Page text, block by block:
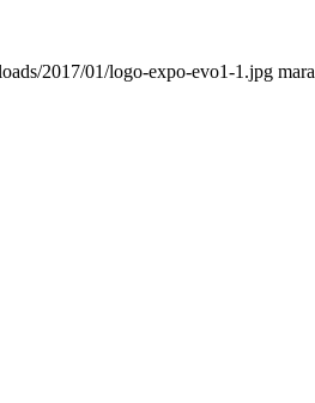
2017/01/logo-expo-evo1-1.jpg mara